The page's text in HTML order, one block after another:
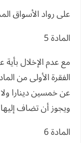
على رواد الأسواق
المادة 5
مع عدم الإخلال
عن خمسين دينارا
ويجوز أن تضاف
المادة 6